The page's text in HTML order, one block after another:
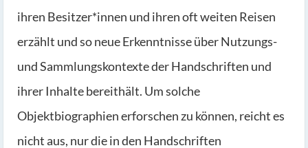
ihren Besitzer*innen und ihren oft weiten Reisen
erzählt und so neue Erkenntnisse über Nutzungs-
und Sammlungskontexte der Handschriften und
ihrer Inhalte bereithält. Um solche
Objektbiographien erforschen zu können, reicht es
nicht aus, nur die in den Handschriften